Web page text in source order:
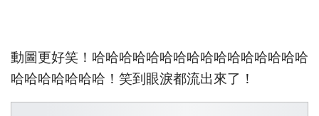
動圖更好笑！哈哈哈哈哈哈哈哈哈哈哈哈哈哈哈哈
哈哈哈哈哈哈哈！笑到眼淚都流出來了！